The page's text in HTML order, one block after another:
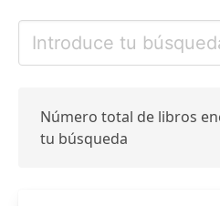
Número total de libros
tu búsqueda